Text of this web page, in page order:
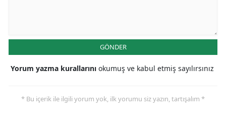
GÖNDER
Yorum yazma kurallarını okumuş ve kabul etmiş sayılırsınız
* Bu içerik ile ilgili yorum yok, ilk yorumu siz yazın, tartışalım *